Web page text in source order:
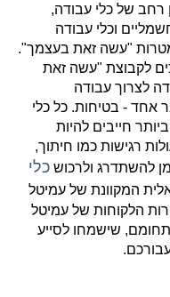
רחב של כלי עבודה,
וכלי עבודה
"עשה זאת בעצמך".
לקבוצת "עשה זאת
לצרוך עבודה
אחד - בטיחות. כל כלי
חייבים להיות
רגישות כמו חיתוך,
להשתדרג ולרכוש כלי
המקוונת של עמיטל
הלקוחות של עמיטל
שישמחו לסייע